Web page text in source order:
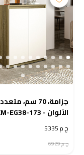
جزامة، 70 سم، متعدد
الألوان - KM-EG38-173
ج.م 5335
ج.م 6929